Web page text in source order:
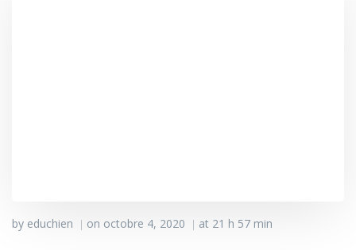
by educhien | on octobre 4, 2020 | at 21 h 57 min